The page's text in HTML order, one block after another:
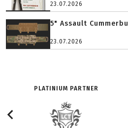
23.07.2026
5" Assault
23.07.2026
PLATINIUM PARTNER